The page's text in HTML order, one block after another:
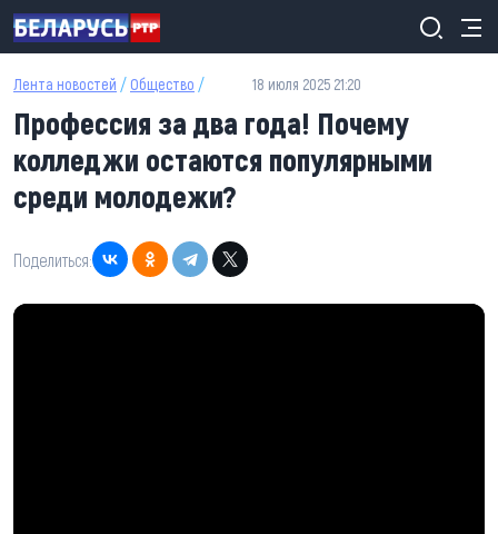
Перейти к основному содержанию
Лента новостей / Общество / 18 июля 2025 21:20
Профессия за два года! Почему
колледжи остаются популярными
среди молодежи?
Поделиться: